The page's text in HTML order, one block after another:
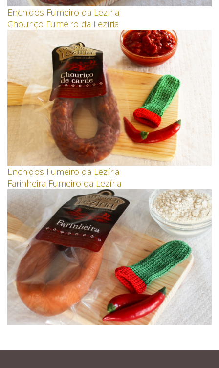
Enchidos Fumeiro da Lezíria
Chouriço Fumeiro da Lezíria
Enchidos Fumeiro da Lezíria
Farinheira Fumeiro da Lezíria